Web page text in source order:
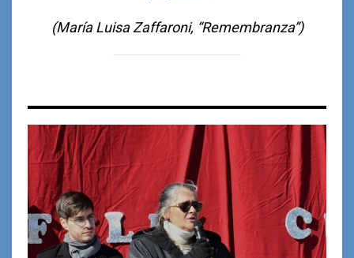
(María Luisa Zaffaroni, “Remembranza”)